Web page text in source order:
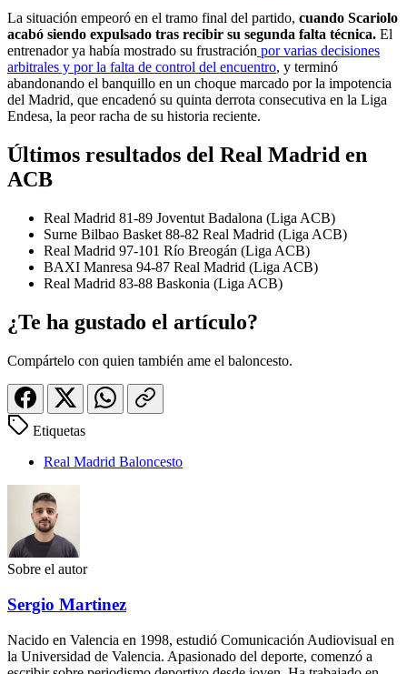
La situación empeoró en el tramo final del partido, cuando Scariolo
acabó siendo expulsado tras recibir su segunda falta técnica. El
entrenador ya había mostrado su frustración por varias decisiones
arbitrales y por la falta de control del encuentro, y terminó
abandonando el banquillo en un choque marcado por la impotencia
del Madrid, que encadenó su quinta derrota consecutiva en la Liga
Endesa, la peor racha de su historia reciente.
Últimos resultados del Real Madrid en
ACB
Real Madrid 81-89 Joventut Badalona (Liga ACB)
Surne Bilbao Basket 88-82 Real Madrid (Liga ACB)
Real Madrid 97-101 Río Breogán (Liga ACB)
BAXI Manresa 94-87 Real Madrid (Liga ACB)
Real Madrid 83-88 Baskonia (Liga ACB)
¿Te ha gustado el artículo?
Compártelo con quien también ame el baloncesto.
Etiquetas
Real Madrid Baloncesto
Sobre el autor
Sergio Martinez
Nacido en Valencia en 1998, estudió Comunicación Audiovisual en
la Universidad de Valencia. Apasionado del deporte, comenzó a